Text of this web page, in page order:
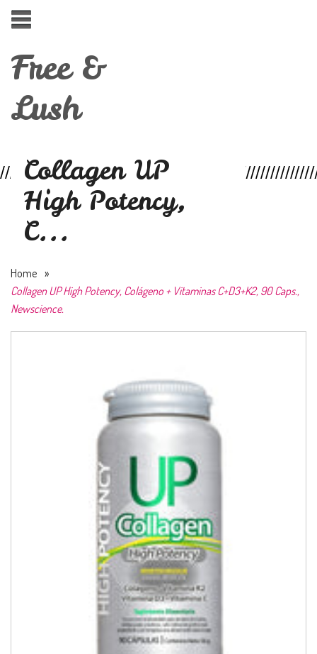
Free &
Lush
Collagen UP
High Potency,
C...
Home »
Collagen UP High Potency, Colágeno + Vitaminas C+D3+K2, 90 Caps.,
Newscience.